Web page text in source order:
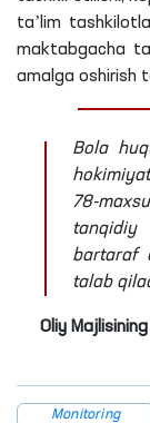
taʼlim
maktabgacha
amalga oshirish
Bola
78-
bartaraf
talab
Oliy
Monitoring